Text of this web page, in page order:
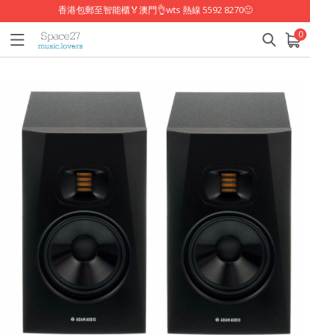
香港包郵至智能櫃🏅澳門👌wts 熱線 5592 8270🙂
0
已加入購物車 查看